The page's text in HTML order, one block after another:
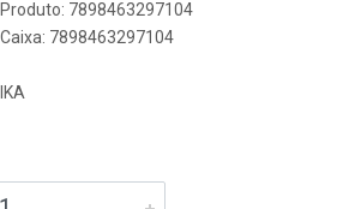
7898463297104
7898463297104